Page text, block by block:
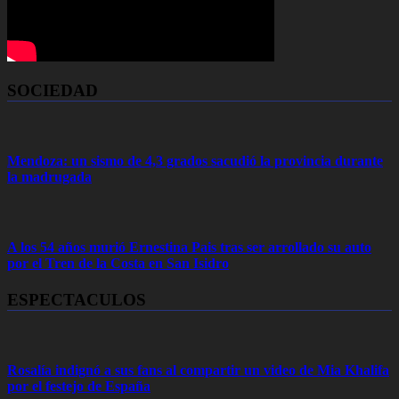
SOCIEDAD
Mendoza: un sismo de 4,3 grados sacudió la provincia durante
la madrugada
A los 54 años murió Ernestina Pais tras ser arrollado su auto
por el Tren de la Costa en San Isidro
ESPECTACULOS
Rosalía indignó a sus fans al compartir un video de Mia Khalifa
por el festejo de España